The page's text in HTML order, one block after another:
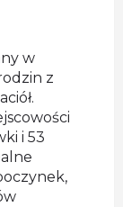
w
z
i 53